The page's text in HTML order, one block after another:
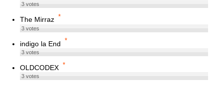
3votes
The Mirraz *
3votes
indigo la End *
3votes
OLDCODEX *
3votes